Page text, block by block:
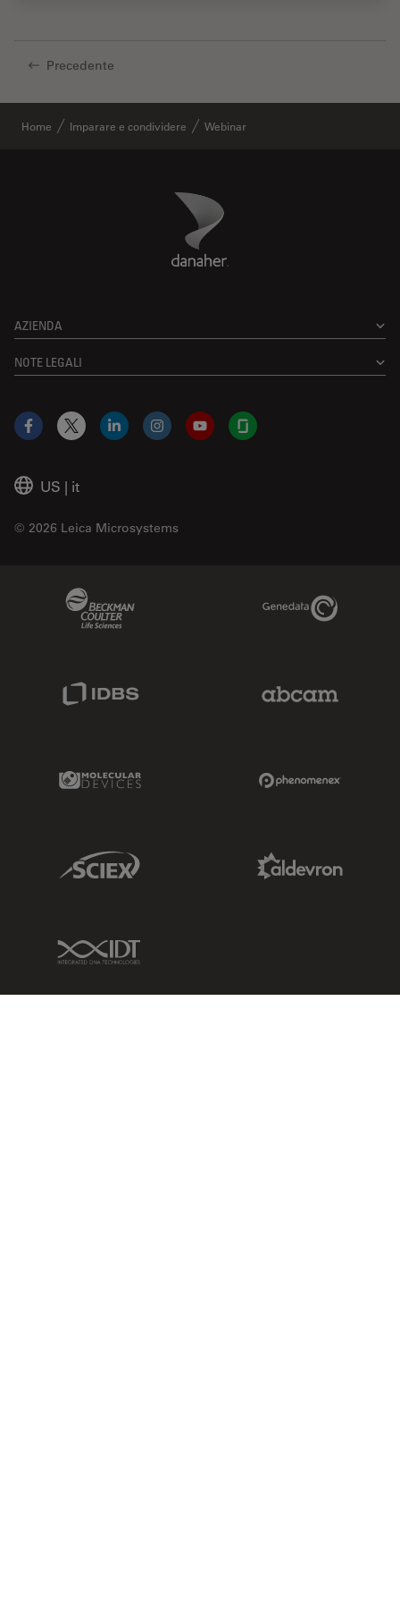
Precedente
Home Imparare e condividere Webinar
Danaher Logo
AZIENDA
NOTE LEGALI
US | it
© 2026 Leica Microsystems
Facebook
X LinkedInInstagramYouTubeGlassdoor
Genedata Link
IDBS Link
Molecular Devices Link
Sciex Link
IDT Link